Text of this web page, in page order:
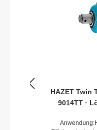
HAZET Twin
9014TT ·
Zoll)